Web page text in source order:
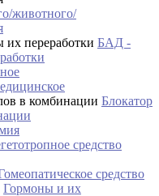
животного/
БАД -
Блокатор
средство
средство
Гормоны и их